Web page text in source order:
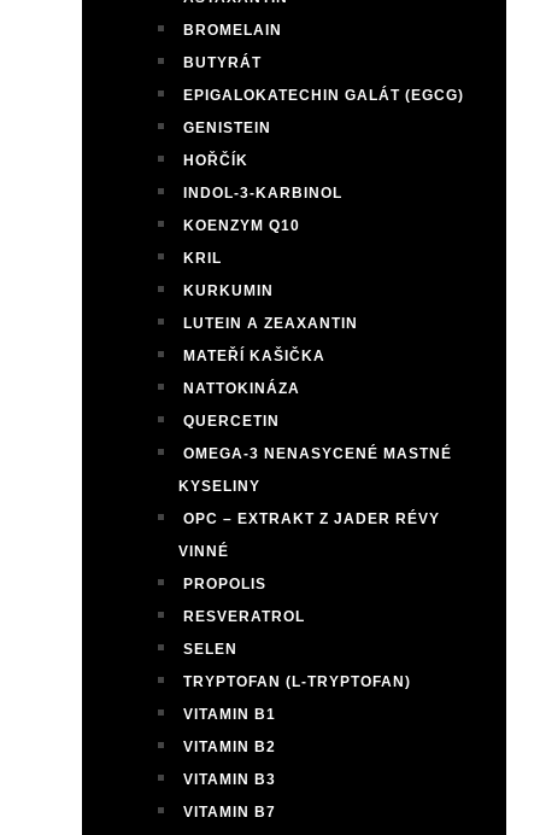
BROMELAIN
BUTYRÁT
EPIGALOKATECHIN GALÁT (EGCG)
GENISTEIN
HOŘČÍK
INDOL-3-KARBINOL
KOENZYM Q10
KRIL
KURKUMIN
LUTEIN A ZEAXANTIN
MATEŘÍ KAŠIČKA
NATTOKINÁZA
QUERCETIN
OMEGA-3 NENASYCENÉ MASTNÉ
KYSELINY
OPC – EXTRAKT Z JADER RÉVY
VINNÉ
PROPOLIS
RESVERATROL
SELEN
TRYPTOFAN (L-TRYPTOFAN)
VITAMIN B1
VITAMIN B2
VITAMIN B3
VITAMIN B7